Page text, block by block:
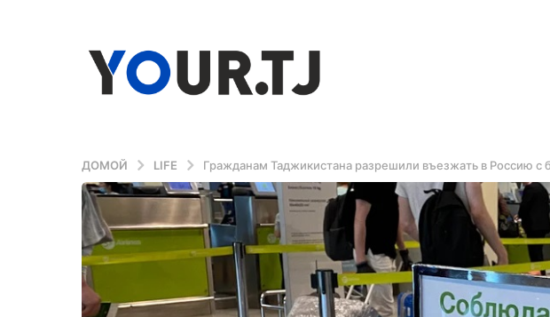
ДОМОЙ LIFE Гражданам Таджикистана разрешили въезжать в Россию